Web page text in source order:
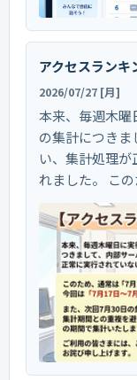
アクセスランキ
2026/07/27 [月]
本来、毎週木曜
の集計につき
い、集計処理
れました。 こ